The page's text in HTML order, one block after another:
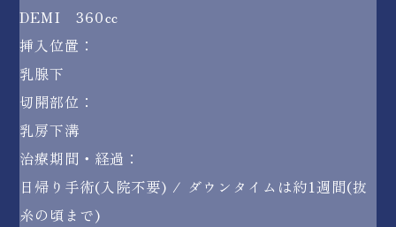
DEMI 360㏄
挿入位置：
乳腺下
切開部位：
乳房下溝
治療期間・経過：
日帰り手術(入院不要) / ダウンタイムは約1週間(抜
糸の頃まで)